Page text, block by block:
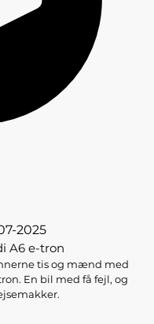
2025
A6 e-tron
tis og mænd med
En bil med få fejl, og